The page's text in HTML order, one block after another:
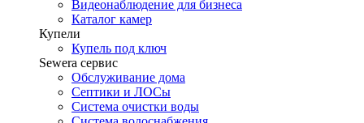
Видеонаблюдение для бизнеса
Каталог камер
Купели
Купель под ключ
Sewera сервис
Обслуживание дома
Септики и ЛОСы
Система очистки воды